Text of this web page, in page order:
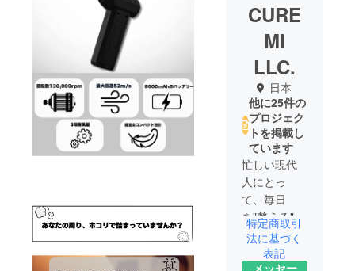
CURE
MI
LLC.
日本
他に25件の
プロジェク
トを掲載し
ています
忙しい現代
人にとっ
て、毎日
を"整える"時
間はとても
貴重。
特定商取引
法に基づく
表記
メッセー